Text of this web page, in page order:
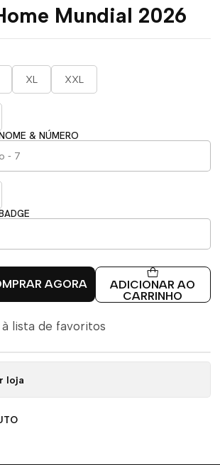
Mundial 2026
XL
XXL
& NÚMERO
ADICIONAR AO
CARRINHO
AGORA
lista de favoritos
loja